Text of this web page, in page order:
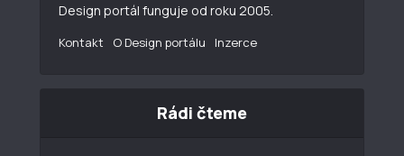
Design portál funguje od roku 2005.
Kontakt O Design portálu Inzerce
Rádi čteme